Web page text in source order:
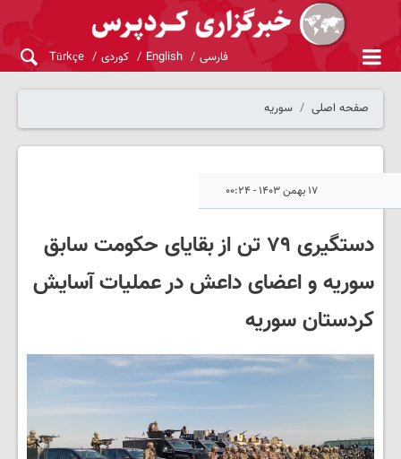
فارسی English کوردی Türkçe
صفحه اصلی سوریه
۱۷ بهمن ۱۴۰۳ - ۰۰:۲۴
دستگیری ۷۹ تن از بقایای حکومت سابق
سوریه و اعضای داعش در عملیات آسایش
کردستان سوریه